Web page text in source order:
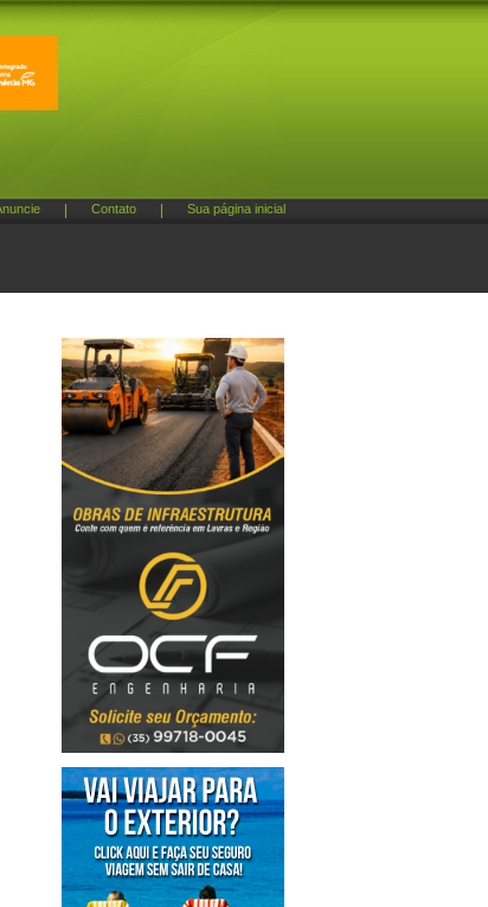
Contato Sua página inicial